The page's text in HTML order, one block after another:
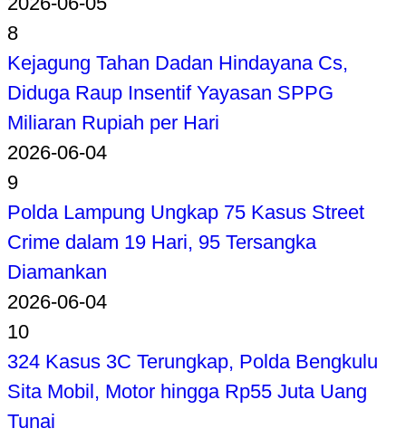
8
Kejagung Tahan Dadan Hindayana Cs,
Diduga Raup Insentif Yayasan SPPG
Miliaran Rupiah per Hari
2026-06-04
9
Polda Lampung Ungkap 75 Kasus Street
Crime dalam 19 Hari, 95 Tersangka
Diamankan
2026-06-04
10
324 Kasus 3C Terungkap, Polda Bengkulu
Sita Mobil, Motor hingga Rp55 Juta Uang
Tunai